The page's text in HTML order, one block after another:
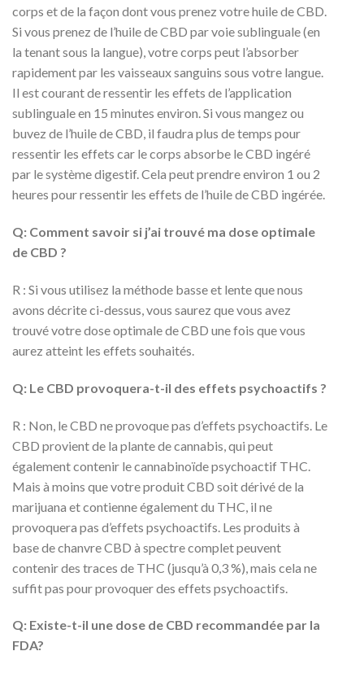
corps et de la façon dont vous prenez votre huile de CBD.
Si vous prenez de l’huile de CBD par voie sublinguale (en
la tenant sous la langue), votre corps peut l’absorber
rapidement par les vaisseaux sanguins sous votre langue.
Il est courant de ressentir les effets de l’application
sublinguale en 15 minutes environ. Si vous mangez ou
buvez de l’huile de CBD, il faudra plus de temps pour
ressentir les effets car le corps absorbe le CBD ingéré
par le système digestif. Cela peut prendre environ 1 ou 2
heures pour ressentir les effets de l’huile de CBD ingérée.
Q: Comment savoir si j’ai trouvé ma dose optimale
de CBD ?
R : Si vous utilisez la méthode basse et lente que nous
avons décrite ci-dessus, vous saurez que vous avez
trouvé votre dose optimale de CBD une fois que vous
aurez atteint les effets souhaités.
Q: Le CBD provoquera-t-il des effets psychoactifs ?
R : Non, le CBD ne provoque pas d’effets psychoactifs. Le
CBD provient de la plante de cannabis, qui peut
également contenir le cannabinoïde psychoactif THC.
Mais à moins que votre produit CBD soit dérivé de la
marijuana et contienne également du THC, il ne
provoquera pas d’effets psychoactifs. Les produits à
base de chanvre CBD à spectre complet peuvent
contenir des traces de THC (jusqu’à 0,3 %), mais cela ne
suffit pas pour provoquer des effets psychoactifs.
Q: Existe-t-il une dose de CBD recommandée par la
FDA?